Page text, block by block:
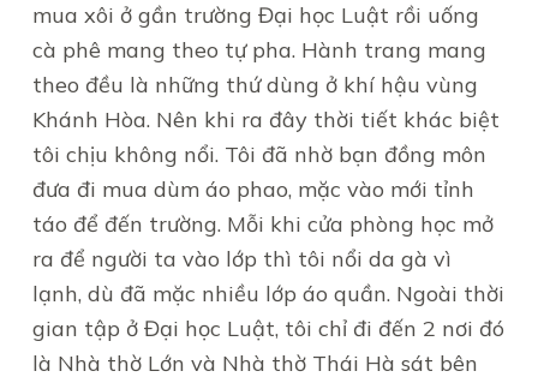
mua xôi ở gần trường Đại học Luật rồi uống
cà phê mang theo tự pha. Hành trang mang
theo đều là những thứ dùng ở khí hậu vùng
Khánh Hòa. Nên khi ra đây thời tiết khác biệt
tôi chịu không nổi. Tôi đã nhờ bạn đồng môn
đưa đi mua dùm áo phao, mặc vào mới tỉnh
táo để đến trường. Mỗi khi cửa phòng học mở
ra để người ta vào lớp thì tôi nổi da gà vì
lạnh, dù đã mặc nhiều lớp áo quần. Ngoài thời
gian tập ở Đại học Luật, tôi chỉ đi đến 2 nơi đó
là Nhà thờ Lớn và Nhà thờ Thái Hà sát bên